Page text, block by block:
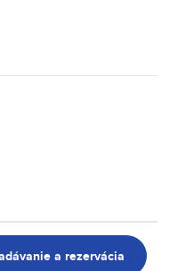
a rezervácia